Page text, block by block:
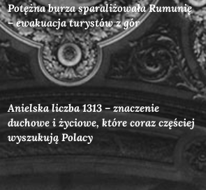
Potężna burza sparaliżowała Rumunię
– ewakuacja turystów z gór
Anielska liczba 1313 – znaczenie
duchowe i życiowe, które coraz częściej
wyszukują Polacy